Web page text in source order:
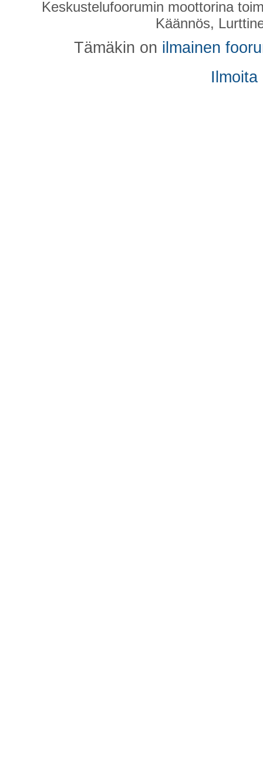
Keskustelufoorumin moottorina
Käännös,
Tämäkin on ilmainen